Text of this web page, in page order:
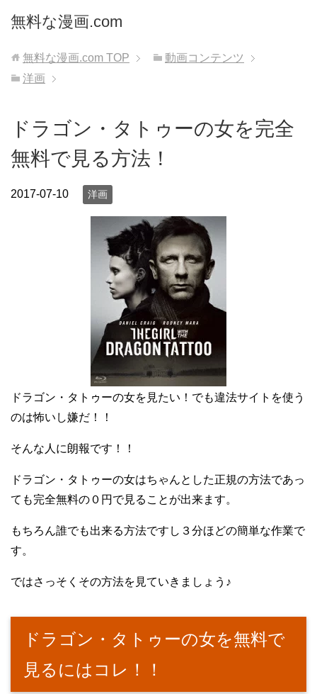
無料な漫画.com
無料な漫画.com TOP
動画コンテンツ
洋画
ドラゴン・タトゥーの女を完全
無料で見る方法！
2017-07-10 洋画
ドラゴン・タトゥーの女を見たい！でも違法サイトを使う
のは怖いし嫌だ！！
そんな人に朗報です！！
ドラゴン・タトゥーの女はちゃんとした正規の方法であっ
ても完全無料の０円で見ることが出来ます。
もちろん誰でも出来る方法ですし３分ほどの簡単な作業で
す。
ではさっそくその方法を見ていきましょう♪
ドラゴン・タトゥーの女を無料で
見るにはコレ！！